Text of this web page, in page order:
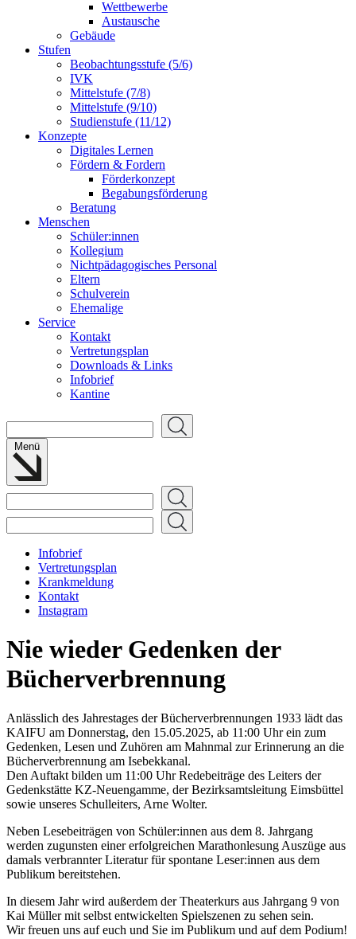
Wettbewerbe
Austausche
Gebäude
Stufen
Beobachtungsstufe (5/6)
IVK
Mittelstufe (7/8)
Mittelstufe (9/10)
Studienstufe (11/12)
Konzepte
Digitales Lernen
Fördern & Fordern
Förderkonzept
Begabungsförderung
Beratung
Menschen
Schüler:innen
Kollegium
Nichtpädagogisches Personal
Eltern
Schulverein
Ehemalige
Service
Kontakt
Vertretungsplan
Downloads & Links
Infobrief
Kantine
Suchen
Suchen
Suchen
Infobrief
Vertretungsplan
Krankmeldung
Kontakt
Instagram
Nie wieder Gedenken der
Bücherverbrennung
Anlässlich des Jahrestages der Bücherverbrennungen 1933 lädt das
KAIFU am Donnerstag, den 15.05.2025, ab 11:00 Uhr ein zum
Gedenken, Lesen und Zuhören am Mahnmal zur Erinnerung an die
Bücherverbrennung am Isebekkanal.
Den Auftakt bilden um 11:00 Uhr Redebeiträge des Leiters der
Gedenkstätte KZ-Neuengamme, der Bezirksamtsleitung Eimsbüttel
sowie unseres Schulleiters, Arne Wolter.
Neben Lesebeiträgen von Schüler:innen aus dem 8. Jahrgang
werden zugunsten einer erfolgreichen Marathonlesung Auszüge aus
damals verbrannter Literatur für spontane Leser:innen aus dem
Publikum bereitstehen.
In diesem Jahr wird außerdem der Theaterkurs aus Jahrgang 9 von
Kai Müller mit selbst entwickelten Spielszenen zu sehen sein.
Wir freuen uns auf euch und Sie im Publikum und auf dem Podium!